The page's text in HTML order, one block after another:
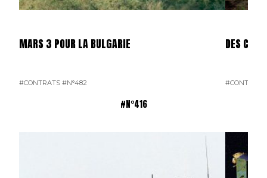
MARS 3 POUR LA BULGARIE
#CONTRATS #N°482
DES
#CONTRATS
#N°416